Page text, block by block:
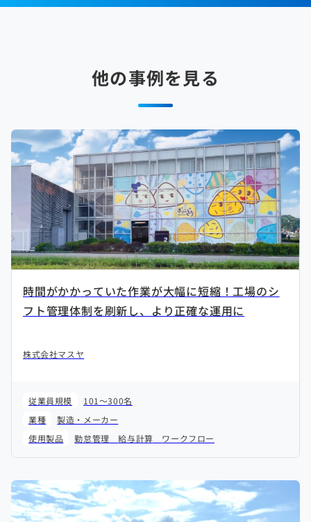
他の事例を見る
時間がかかっていた作業が大幅に短縮！工場のシ
フト管理体制を刷新し、より正確な運用に
株式会社マスヤ
従業員規模
101～300名
業種
製造・メーカー
使用製品
勤怠管理 給与計算 ワークフロー